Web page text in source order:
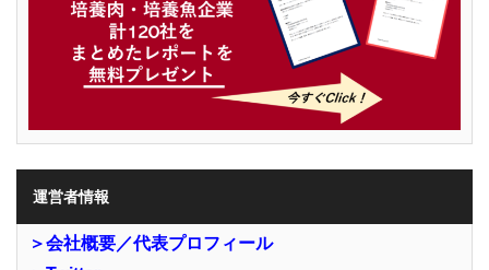
運営者情報
＞会社概要／代表プロフィール